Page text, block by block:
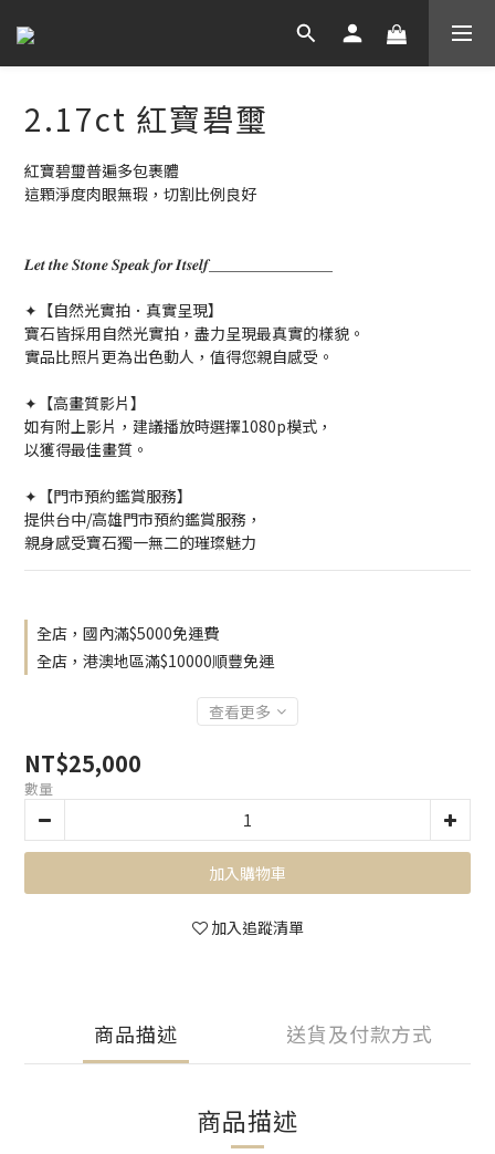
2.17ct 紅寶碧璽
​紅寶碧璽普遍多包裹體
這顆淨度肉眼無瑕，切割比例良好
𝑳𝒆𝒕 𝒕𝒉𝒆 𝑺𝒕𝒐𝒏𝒆 𝑺𝒑𝒆𝒂𝒌 𝒇𝒐𝒓 𝑰𝒕𝒔𝒆𝒍𝒇＿＿＿＿＿＿＿＿
✦【自然光實拍．真實呈現】
寶石皆採用自然光實拍，盡力呈現最真實的樣貌。
實品比照片更為出色動人，值得您親自感受。
✦【高畫質影片】
如有附上影片，建議播放時選擇1080p模式，
以獲得最佳畫質。
✦【門市預約鑑賞服務】
提供台中/高雄門市預約鑑賞服務，
親身感受寶石獨一無二的璀璨魅力
全店，國內滿$5000免運費
全店，港澳地區滿$10000順豐免運
查看更多
NT$25,000
數量
加入購物車
加入追蹤清單
商品描述 送貨及付款方式
商品描述